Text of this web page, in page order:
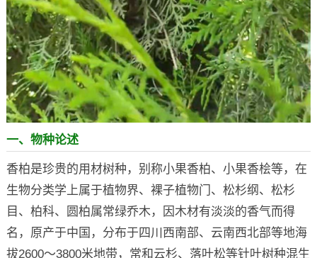
一、物种论述
香柏是珍贵的用材树种，别称小果香柏、小果香桧等，在
生物分类学上属于植物界、裸子植物门、松杉纲、松杉
目、柏科、圆柏属常绿乔木，因木材有淡淡的香气而得
名，原产于中国，分布于四川西南部、云南西北部等地海
拔2600～3800米地带，常和云杉、落叶松等针叶树种混生